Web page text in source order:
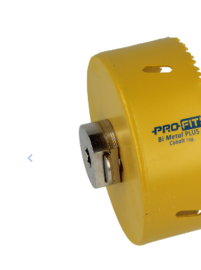
Vorige
keyboard_arrow_left